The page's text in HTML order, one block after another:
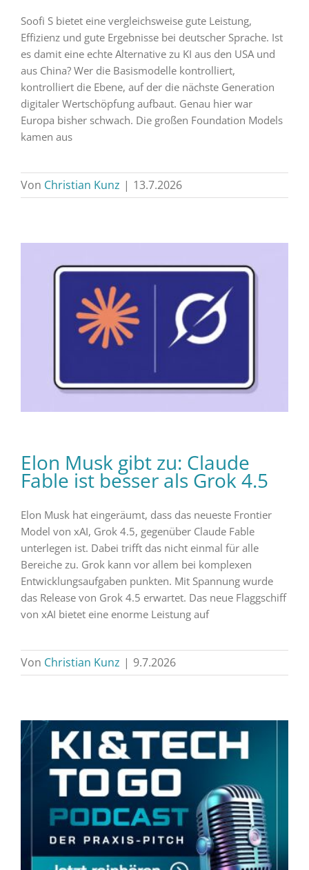
Soofi S bietet eine vergleichsweise gute Leistung,
Effizienz und gute Ergebnisse bei deutscher Sprache. Ist
es damit eine echte Alternative zu KI aus den USA und
aus China? Wer die Basismodelle kontrolliert,
kontrolliert die Ebene, auf der die nächste Generation
digitaler Wertschöpfung aufbaut. Genau hier war
Europa bisher schwach. Die großen Foundation Models
kamen aus
Von Christian Kunz | 13.7.2026
Elon Musk gibt zu: Claude
Fable ist besser als Grok 4.5
Elon Musk hat eingeräumt, dass das neueste Frontier
Model von xAI, Grok 4.5, gegenüber Claude Fable
unterlegen ist. Dabei trifft das nicht einmal für alle
Bereiche zu. Grok kann vor allem bei komplexen
Entwicklungsaufgaben punkten. Mit Spannung wurde
das Release von Grok 4.5 erwartet. Das neue Flaggschiff
von xAI bietet eine enorme Leistung auf
Von Christian Kunz | 9.7.2026